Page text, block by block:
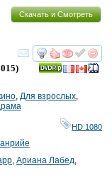
Скачать и Смотреть
смотреть
, Для взрослых,
HD 1080
, Ариана Лабед,